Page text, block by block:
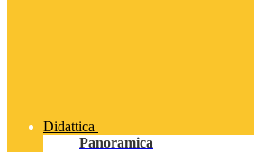
Didattica
Panoramica